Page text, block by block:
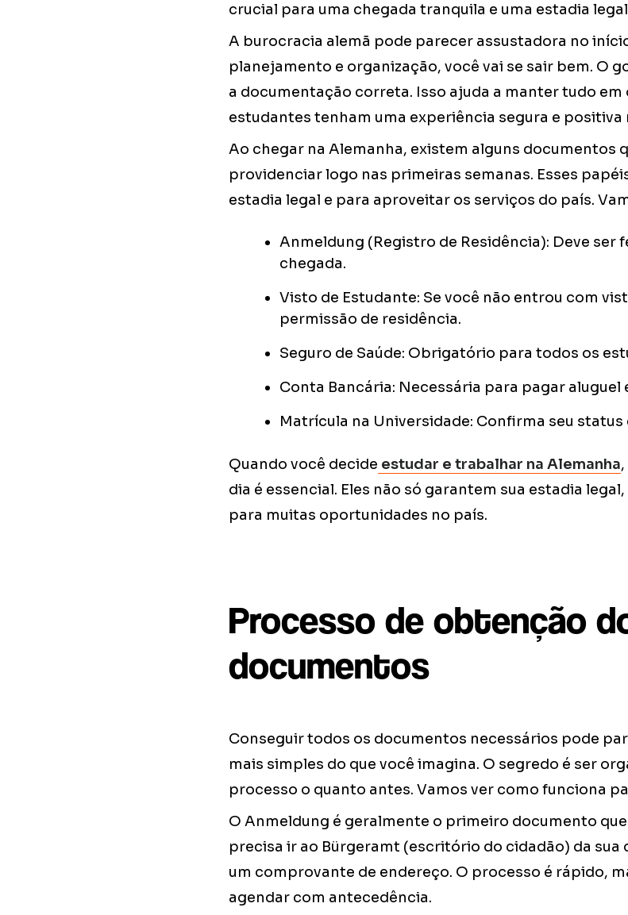
crucial para uma chegada tranquila e uma estadia
A burocracia alemã pode parecer assustadora no
planejamento e organização, você vai se sair bem. O
a documentação correta. Isso ajuda a manter tudo em
estudantes tenham uma experiência segura e positiva
Ao chegar na Alemanha, existem alguns documentos
providenciar logo nas primeiras semanas. Esses
estadia legal e para aproveitar os serviços do país.
Anmeldung (Registro de Residência): Deve ser
chegada.
Visto de Estudante: Se você não entrou com
permissão de residência.
Seguro de Saúde: Obrigatório para todos os
Conta Bancária: Necessária para pagar aluguel
Matrícula na Universidade: Confirma seu status
Quando você decide estudar e trabalhar na Alemanha
dia é essencial. Eles não só garantem sua estadia
para muitas oportunidades no país.
Processo de obtenção
documentos
Conseguir todos os documentos necessários pode
mais simples do que você imagina. O segredo é ser
processo o quanto antes. Vamos ver como funciona
O Anmeldung é geralmente o primeiro documento
precisa ir ao Bürgeramt (escritório do cidadão) da sua
um comprovante de endereço. O processo é rápido,
agendar com antecedência.